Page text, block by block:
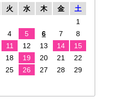
火 水 木 金
土
1
4 5 6 7
8
11 12 13 14
15
18 19 20 21
22
25 26 27 28
29